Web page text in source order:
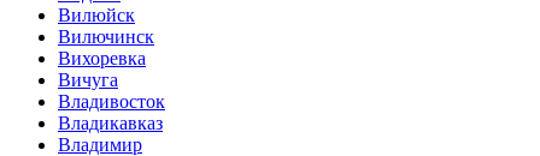
Вилюйск
Вилючинск
Вихоревка
Вичуга
Владивосток
Владикавказ
Владимир